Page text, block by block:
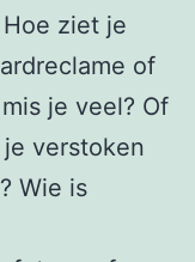
ziet je
of
je veel? Of
verstoken
Wie is